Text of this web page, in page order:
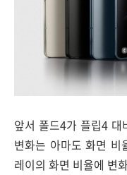
앞서 폴드4가 플립4
변화는 아마도 화면 비
레이의 화면 비율에 변